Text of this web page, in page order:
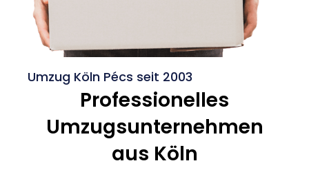
Umzug Köln Pécs seit 2003
Professionelles
Umzugsunternehmen
aus Köln